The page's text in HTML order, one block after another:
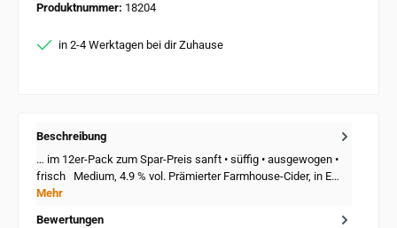
Produktnummer: 18204
in 2-4 Werktagen bei dir Zuhause
Beschreibung
… im 12er-Pack zum Spar-Preis sanft • süffig • ausgewogen •
frisch Medium, 4.9 % vol. Prämierter Farmhouse-Cider, in E…
Mehr
Bewertungen